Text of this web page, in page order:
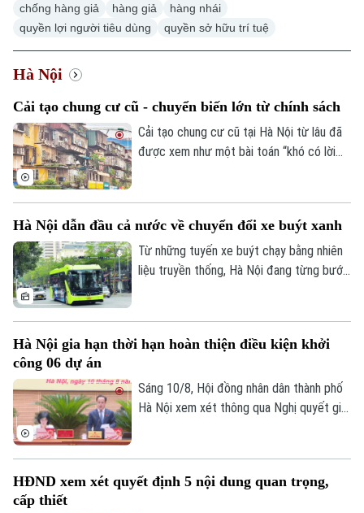
chống hàng giả hàng giả
hàng nhái
quyền lợi người tiêu dùng
quyền sở hữu trí tuệ
Hà Nội
Cải tạo chung cư cũ - chuyển biến lớn từ chính sách
Cải tạo chung cư cũ tại Hà Nội từ lâu đã
được xem như một bài toán “khó có lời
6 vừa qua với những cơ chế đặc thù, vượt
trội từ Luật Thủ đô - "cú hích" mạnh mẽ,
đẩy nhanh tiến độ tái thiết các khu chung
Hà Nội dẫn đầu cả nước về chuyển đổi xe buýt xanh
Từ những tuyến xe buýt chạy bằng nhiên
liệu truyền thống, Hà Nội đang từng bước
điện và năng lượng xanh, trong đó có 719
Hà Nội gia hạn thời hạn hoàn thiện điều kiện khởi
công 06 dự án
Sáng 10/8, Hội đồng nhân dân thành phố
Hà Nội xem xét thông qua Nghị quyết gia
phố và quy định tại khoản 6 Điều 36 Luật
HĐND xem xét quyết định 5 nội dung quan trọng,
cấp thiết